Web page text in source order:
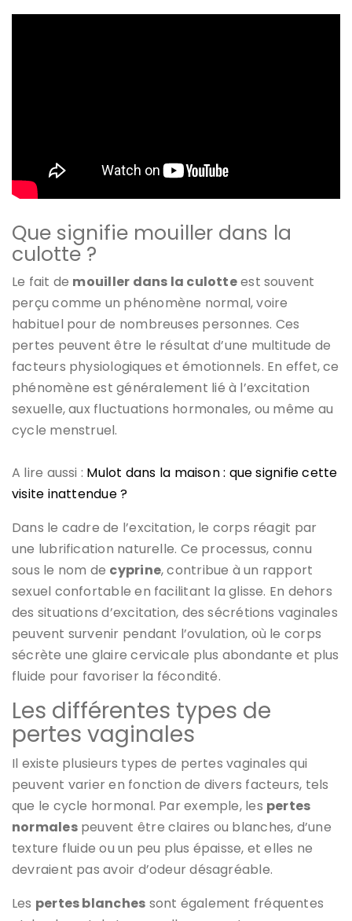
Que signifie mouiller dans la
culotte ?
Le fait de mouiller dans la culotteest souvent
perçu comme un phénomène normal, voire
habituel pour de nombreuses personnes. Ces
pertes peuvent être le résultat d’une multitude de
facteurs physiologiques et émotionnels. En effet, ce
phénomène est généralement lié à l’excitation
sexuelle, aux fluctuations hormonales, ou même au
cycle menstruel.
A lire aussi : Mulot dans la maison : que signifie cette
visite inattendue ?
Dans le cadre de l’excitation, le corps réagit par
une lubrification naturelle. Ce processus, connu
sous le nom de cyprine, contribue à un rapport
sexuel confortable en facilitant la glisse. En dehors
des situations d’excitation, des sécrétions vaginales
peuvent survenir pendant l’ovulation, où le corps
sécrète une glaire cervicale plus abondante et plus
fluide pour favoriser la fécondité.
Les différentes types de
pertes vaginales
Il existe plusieurs types de pertes vaginales qui
peuvent varier en fonction de divers facteurs, tels
que le cycle hormonal. Par exemple, les pertes
normalespeuvent être claires ou blanches, d’une
texture fluide ou un peu plus épaisse, et elles ne
devraient pas avoir d’odeur désagréable.
Les pertes blanches sont également fréquentes